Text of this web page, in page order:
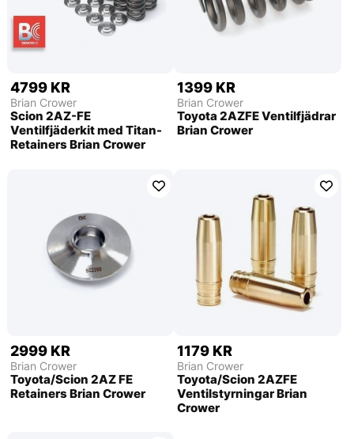
4799 KR
Brian Crower
Scion 2AZ-FE
Ventilfjäderkit med Titan-
Retainers Brian Crower
1399 KR
Brian Crower
Toyota 2AZFE Ventilfjädrar
Brian Crower
2999 KR
Brian Crower
Toyota/Scion 2AZ FE
Retainers Brian Crower
1179 KR
Brian Crower
Toyota/Scion 2AZFE
Ventilstyrningar Brian
Crower